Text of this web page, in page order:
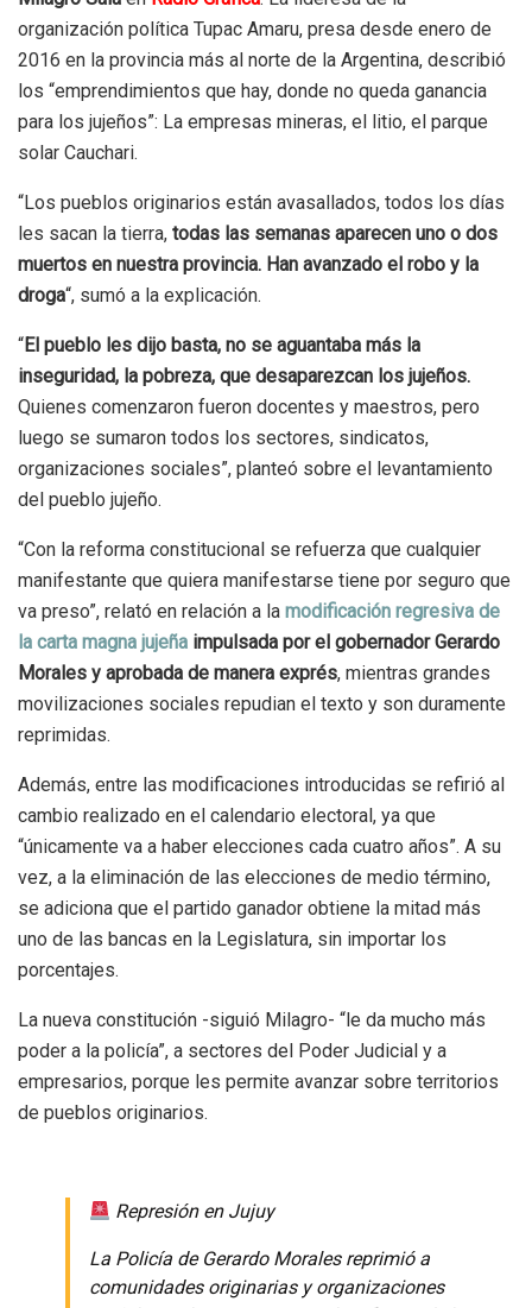
organización política Tupac Amaru, presa desde enero de
2016 en la provincia más al norte de la Argentina, describió
los “emprendimientos que hay, donde no queda ganancia
para los jujeños”: La empresas mineras, el litio, el parque
solar Cauchari.
“Los pueblos originarios están avasallados, todos los días
les sacan la tierra, todas las semanas aparecen uno o dos
muertos en nuestra provincia. Han avanzado el robo y la
droga“, sumó a la explicación.
“El pueblo les dijo basta, no se aguantaba más la
inseguridad, la pobreza, que desaparezcan los jujeños.
Quienes comenzaron fueron docentes y maestros, pero
luego se sumaron todos los sectores, sindicatos,
organizaciones sociales”, planteó sobre el levantamiento
del pueblo jujeño.
“Con la reforma constitucional se refuerza que cualquier
manifestante que quiera manifestarse tiene por seguro que
va preso”, relató en relación a la modificación regresiva de
la carta magna jujeña impulsada por el gobernador Gerardo
Morales y aprobada de manera exprés, mientras grandes
movilizaciones sociales repudian el texto y son duramente
reprimidas.
Además, entre las modificaciones introducidas se refirió al
cambio realizado en el calendario electoral, ya que
“únicamente va a haber elecciones cada cuatro años”. A su
vez, a la eliminación de las elecciones de medio término,
se adiciona que el partido ganador obtiene la mitad más
uno de las bancas en la Legislatura, sin importar los
porcentajes.
La nueva constitución -siguió Milagro- “le da mucho más
poder a la policía”, a sectores del Poder Judicial y a
empresarios, porque les permite avanzar sobre territorios
de pueblos originarios.
Represión en Jujuy
La Policía de Gerardo Morales reprimió a
comunidades originarias y organizaciones